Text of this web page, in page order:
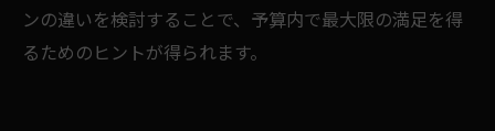
ンの違いを検討することで、予算内で最大限の満足を得
るためのヒントが得られます。